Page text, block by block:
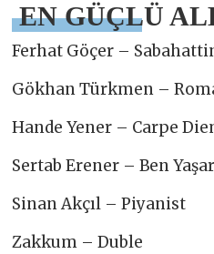
EN GÜÇLÜ
Ferhat Göçer –
Gökhan Türkmen –
Hande Yener – Carpe
Sertab Erener – Ben
Sinan Akçıl – Piyanist
Zakkum – Duble